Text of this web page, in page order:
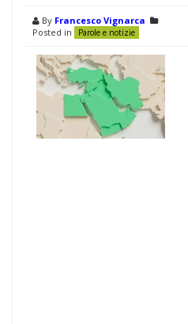
By Francesco Vignarca
Posted in
Parole e notizie